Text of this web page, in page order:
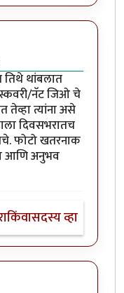
तिथे थांबलात
नॅट जिओ चे
तेव्हा त्यांना असे
दिवसभरातच
फोटो खतरनाक
आणि अनुभव
किंवासदस्य व्हा